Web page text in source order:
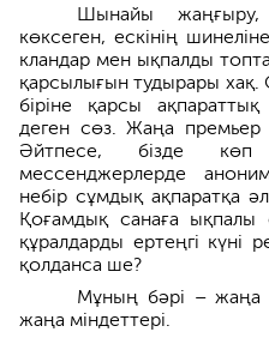
Шынайы жаңғыру,
көксеген, ескінің
кландар мен ықпалды
қарсылығын тудырары
біріне қарсы
деген сөз. Жаңа премьер
Әйтпесе, бізде
мессенджерлерде
небір сұмдық ақпаратқа
Қоғамдық санаға ықпалы
құралдарды ертеңгі күні
қолданса ше?
Мұның бәрі – жаңа
жаңа міндеттері.